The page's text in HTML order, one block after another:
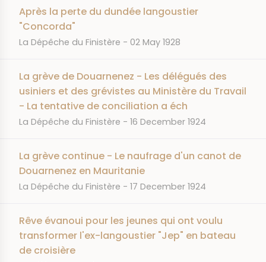
Après la perte du dundée langoustier
"Concorda"
JOURNAL
La Dépêche du Finistère DATE
02 May 1928
La grève de Douarnenez - Les délégués des
usiniers et des grévistes au Ministère du Travail
- La tentative de conciliation a éch
JOURNAL
La Dépêche du Finistère DATE
16 December 1924
La grève continue - Le naufrage d'un canot de
Douarnenez en Mauritanie
JOURNAL
La Dépêche du Finistère DATE
17 December 1924
Rêve évanoui pour les jeunes qui ont voulu
transformer l'ex-langoustier "Jep" en bateau
de croisière